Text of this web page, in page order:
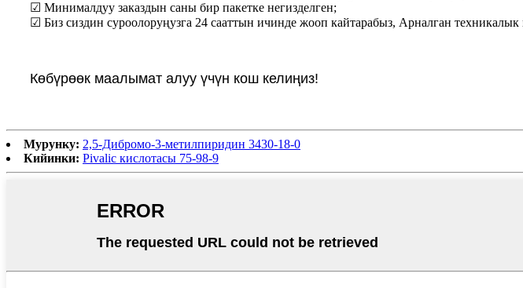
☑ Минималдуу заказдын саны бир пакетке негизделген;
☑ Биз сиздин суроолоруңузга 24 сааттын ичинде жооп кайтарабыз, Арналган
Көбүрөөк маалымат алуу үчүн кош келиңиз!
Мурунку: 2,5-Дибромо-3-метилпиридин 3430-18-0
Кийинки: Pivalic кислотасы 75-98-9